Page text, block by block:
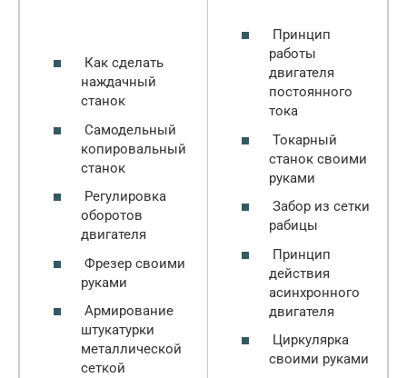
Как сделать
наждачный
станок
Самодельный
копировальный
станок
Регулировка
оборотов
двигателя
Фрезер своими
руками
Армирование
штукатурки
металлической
сеткой
Принцип
работы
двигателя
постоянного
тока
Токарный
станок своими
руками
Забор из сетки
рабицы
Принцип
действия
асинхронного
двигателя
Циркулярка
своими руками